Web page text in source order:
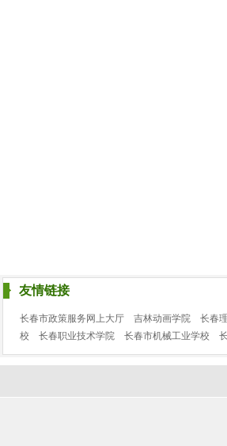
友情链接
长春市政策服务网上大厅 吉林动画学院 长春
校
长春职业技术学院 长春市机械工业学校